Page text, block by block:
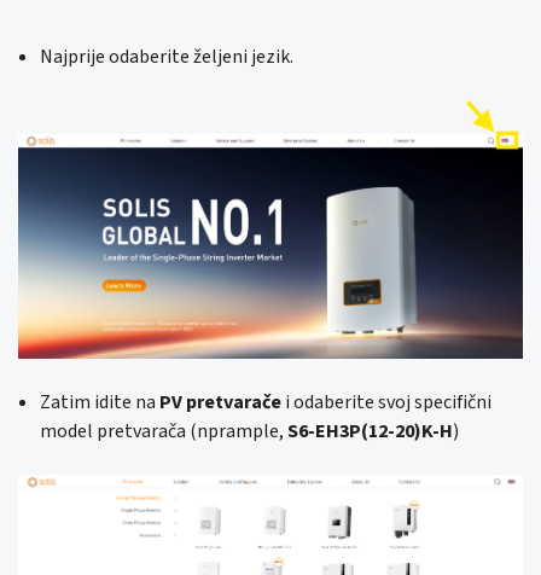
Najprije odaberite željeni jezik.
Zatim idite na PV pretvaračei odaberite svoj specifični
model pretvarača (nprample,S6-EH3P(12-20)K-H)